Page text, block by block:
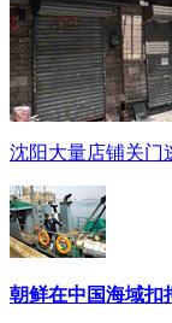
沈阳大量店铺关门
朝鲜在中国海域扣